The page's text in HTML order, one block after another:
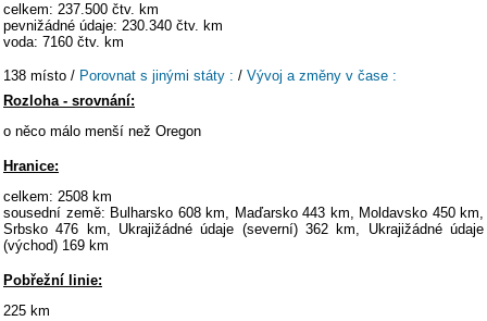
celkem: 237.500 čtv. km
pevnižádné údaje: 230.340 čtv. km
voda: 7160 čtv. km
138 místo / Porovnat s jinými státy : / Vývoj a změny v čase :
Rozloha - srovnání:
o něco málo menší než Oregon
Hranice:
celkem: 2508 km
sousední země: Bulharsko 608 km, Maďarsko 443 km, Moldavsko 450 km,
Srbsko 476 km, Ukrajižádné údaje (severní) 362 km, Ukrajižádné údaje
(východ) 169 km
Pobřežní linie:
225 km